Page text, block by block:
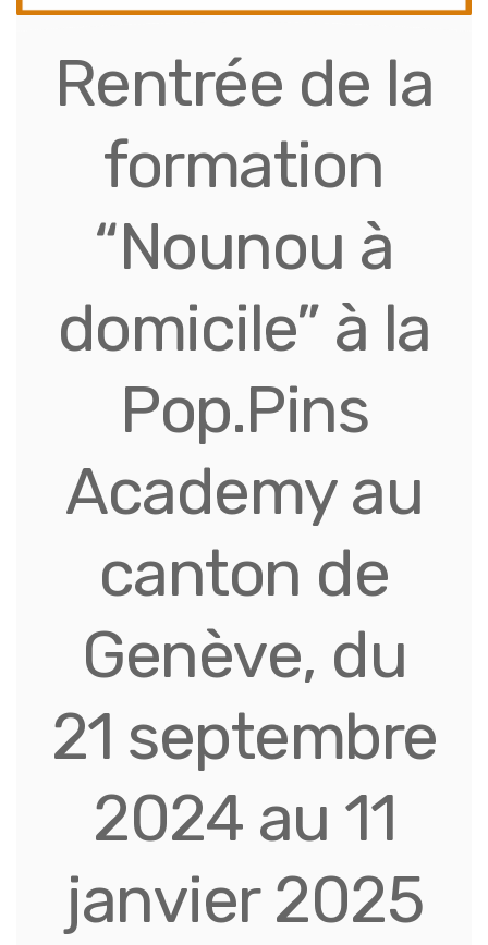
Rentrée de la
formation
“Nounou à
domicile” à la
Pop.Pins
Academy au
canton de
Genève, du
21 septembre
2024 au 11
janvier 2025